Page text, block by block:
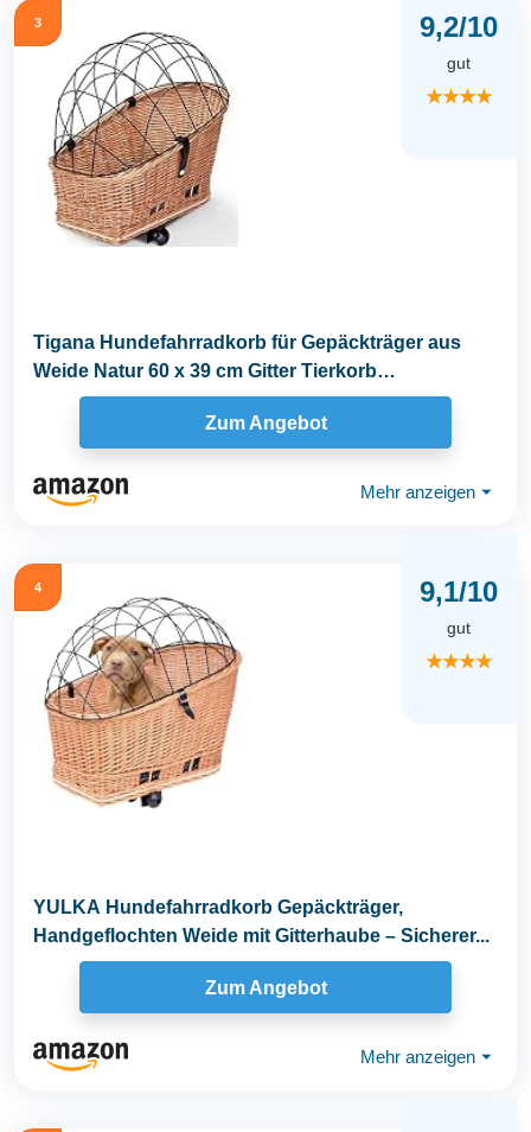
3 9,2/10
gut
★★★★
Tigana Hundefahrradkorb für Gepäckträger aus
Weide Natur 60 x 39 cm Gitter Tierkorb
Hinterradkorb...
Zum Angebot
Mehr anzeigen ⏷
4 9,1/10
gut
★★★★
YULKA Hundefahrradkorb Gepäckträger,
Handgeflochten Weide mit Gitterhaube – Sicherer...
Zum Angebot
Mehr anzeigen ⏷